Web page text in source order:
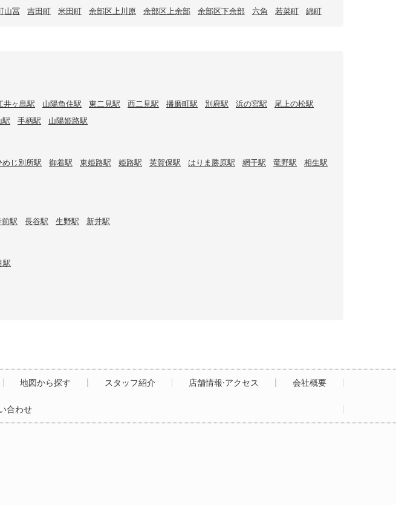
山冨 吉田町 米田町 余部区上川原 余部区上余部 余部区下余部 六角 若菜町 綿町
井ヶ島駅 山陽魚住駅 東二見駅 西二見駅 播磨町駅 別府駅 浜の宮駅
尾上の松駅
駅 手柄駅 山陽姫路駅
めじ別所駅 御着駅 東姫路駅 姫路駅 英賀保駅 はりま勝原駅 網干駅 竜野駅
相生駅
駅 長谷駅 生野駅 新井駅
駅
地図から探す スタッフ紹介 店舗情報·アクセス 会社概要
合わせ